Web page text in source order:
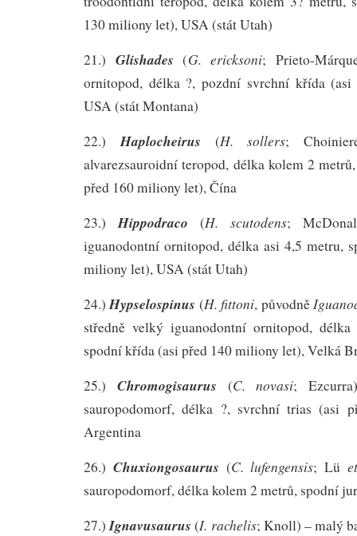
130 miliony let), USA (stát Utah)
21.) Glishades (G. ericksoni; Prieto-
ornitopod, délka ?, pozdní svrchní křída
USA (stát Montana)
22.) Haplocheirus (H. sollers;
alvarezsauroidní teropod, délka kolem 2
před 160 miliony let), Čína
23.) Hippodraco (H. scutodens;
iguanodontní ornitopod, délka asi 4,5 metru,
miliony let), USA (stát Utah)
24.)Hypselospinus (H. fittoni, původně
středně velký iguanodontní ornitopod,
spodní křída (asi před 140 miliony let), Velká
25.) Chromogisaurus (C. novasi;
sauropodomorf, délka ?, svrchní trias (asi
Argentina
26.) Chuxiongosaurus (C. lufengensis; Lü
sauropodomorf, délka kolem 2 metrů, spodní
27.)Ignavusaurus (I. rachelis; Knoll) – malý